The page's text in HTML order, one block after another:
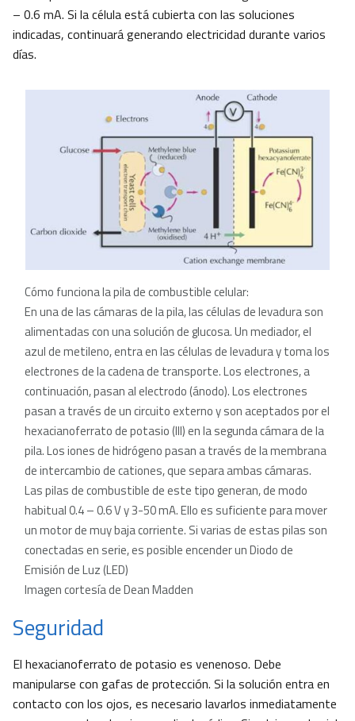
– 0.6 mA. Si la célula está cubierta con las soluciones
indicadas, continuará generando electricidad durante varios
días.
Cómo funciona la pila de combustible celular:
En una de las cámaras de la pila, las células de levadura son
alimentadas con una solución de glucosa. Un mediador, el
azul de metileno, entra en las células de levadura y toma los
electrones de la cadena de transporte. Los electrones, a
continuación, pasan al electrodo (ánodo). Los electrones
pasan a través de un circuito externo y son aceptados por el
hexacianoferrato de potasio (III) en la segunda cámara de la
pila. Los iones de hidrógeno pasan a través de la membrana
de intercambio de cationes, que separa ambas cámaras.
Las pilas de combustible de este tipo generan, de modo
habitual 0.4 – 0.6 V y 3-50 mA. Ello es suficiente para mover
un motor de muy baja corriente. Si varias de estas pilas son
conectadas en serie, es posible encender un Diodo de
Emisión de Luz (LED)
Imagen cortesía de Dean Madden
Seguridad
El hexacianoferrato de potasio es venenoso. Debe
manipularse con gafas de protección. Si la solución entra en
contacto con los ojos, es necesario lavarlos inmediatamente